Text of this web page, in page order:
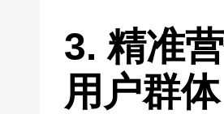
3. 精准
用户群